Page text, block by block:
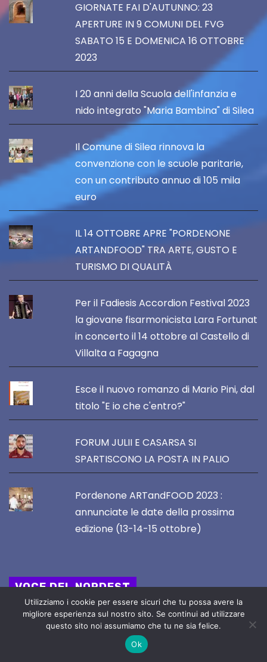
GIORNATE FAI D'AUTUNNO: 23
APERTURE IN 9 COMUNI DEL FVG
SABATO 15 E DOMENICA 16 OTTOBRE
2023
I 20 anni della Scuola dell'infanzia e
nido integrato "Maria Bambina" di Silea
Il Comune di Silea rinnova la
convenzione con le scuole paritarie,
con un contributo annuo di 105 mila
euro
IL 14 OTTOBRE APRE "PORDENONE
ARTANDFOOD" TRA ARTE, GUSTO E
TURISMO DI QUALITÀ
Per il Fadiesis Accordion Festival 2023
la giovane fisarmonicista Lara Fortunat
in concerto il 14 ottobre al Castello di
Villalta a Fagagna
Esce il nuovo romanzo di Mario Pini, dal
titolo "E io che c'entro?"
FORUM JULII E CASARSA SI
SPARTISCONO LA POSTA IN PALIO
Pordenone ARTandFOOD 2023 :
annunciate le date della prossima
edizione (13-14-15 ottobre)
VOCE DEL NORDEST
Direttore Responsabile :
Utilizziamo i cookie per essere sicuri che tu possa avere la
migliore esperienza sul nostro sito. Se continui ad utilizzare
questo sito noi assumiamo che tu ne sia felice.
Ok